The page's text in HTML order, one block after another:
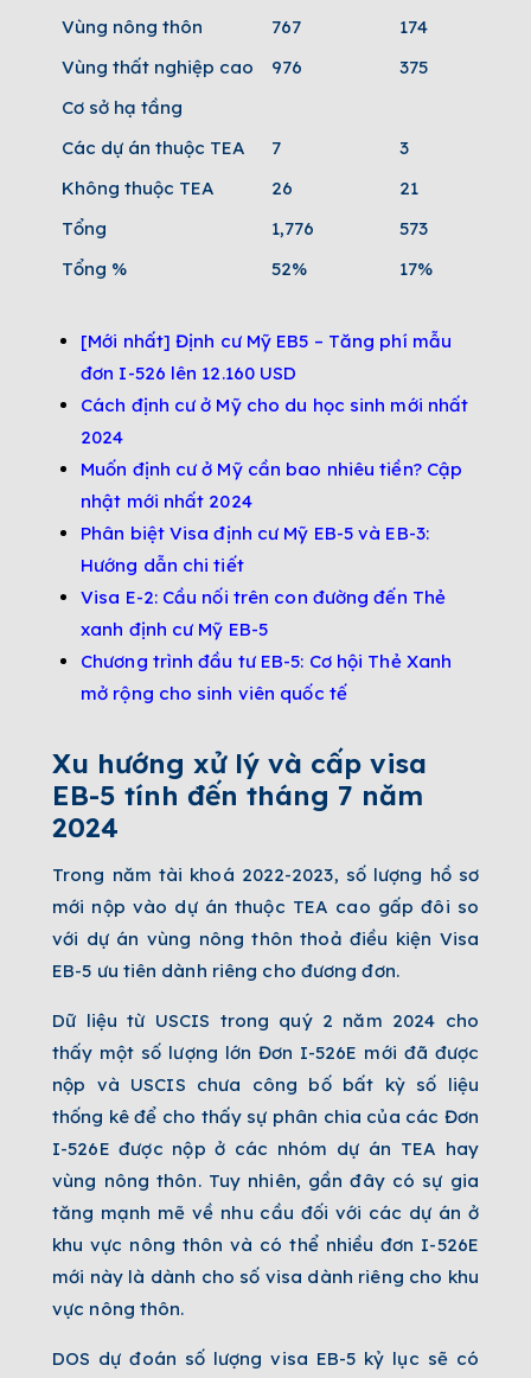
Vùng nông thôn
767 174
Vùng thất nghiệp cao
976 375
Cơ sở hạ tầng
Các dự án thuộc TEA
7
3
Không thuộc TEA
26 21
Tổng
1,776 573
Tổng %
52% 17%
[Mới nhất] Định cư Mỹ EB5 – Tăng phí mẫu
đơn I-526 lên 12.160 USD
Cách định cư ở Mỹ cho du học sinh mới nhất
2024
Muốn định cư ở Mỹ cần bao nhiêu tiền? Cập
nhật mới nhất 2024
Phân biệt Visa định cư Mỹ EB-5 và EB-3:
Hướng dẫn chi tiết
Visa E-2: Cầu nối trên con đường đến Thẻ
xanh định cư Mỹ EB-5
Chương trình đầu tư EB-5: Cơ hội Thẻ Xanh
mở rộng cho sinh viên quốc tế
Xu hướng xử lý và cấp visa
EB-5 tính đến tháng 7 năm
2024
Trong năm tài khoá 2022-2023, số lượng hồ sơ
mới nộp vào dự án thuộc TEA cao gấp đôi so
với dự án vùng nông thôn thoả điều kiện Visa
EB-5 ưu tiên dành riêng cho đương đơn.
Dữ liệu từ USCIS trong quý 2 năm 2024 cho
thấy một số lượng lớn Đơn I-526E mới đã được
nộp và USCIS chưa công bố bất kỳ số liệu
thống kê để cho thấy sự phân chia của các Đơn
I-526E được nộp ở các nhóm dự án TEA hay
vùng nông thôn. Tuy nhiên, gần đây có sự gia
tăng mạnh mẽ về nhu cầu đối với các dự án ở
khu vực nông thôn và có thể nhiều đơn I-526E
mới này là dành cho số visa dành riêng cho khu
vực nông thôn.
DOS dự đoán số lượng visa EB-5 kỷ lục sẽ có